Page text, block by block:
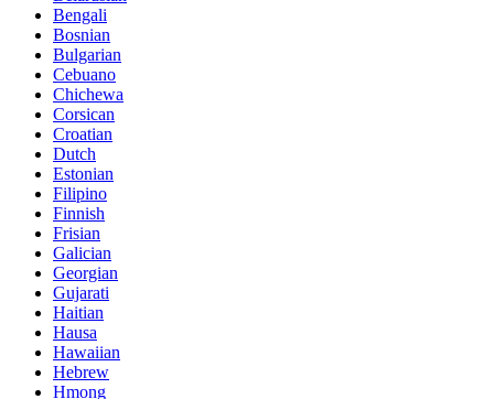
Bengali
Bosnian
Bulgarian
Cebuano
Chichewa
Corsican
Croatian
Dutch
Estonian
Filipino
Finnish
Frisian
Galician
Georgian
Gujarati
Haitian
Hausa
Hawaiian
Hebrew
Hmong